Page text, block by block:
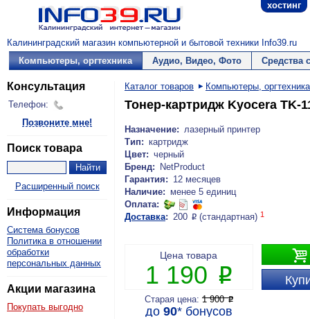
хостинг
Калининградский магазин компьютерной и бытовой техники Info39.ru
Компьютеры, оргтехника
Аудио, Видео, Фото Средства
Консультация
Телефон:
Позвоните мне!
Поиск товара
Расширенный поиск
Информация
Система бонусов
Политика в отношении
обработки
персональных данных
Акции магазина
Покупать выгодно
Каталог товаров Компьютеры, оргтехника
Тонер-картридж Kyocera TK-
Назначение: лазерный принтер
Тип: картридж
Цвет: черный
Бренд:
NetProduct
Гарантия: 12 месяцев
Наличие: менее 5 единиц
Оплата:
Доставка: 200 P(стандартная) 1

Цена товара
1 190 P
Старая цена: 1 900P
до 90*бонусов